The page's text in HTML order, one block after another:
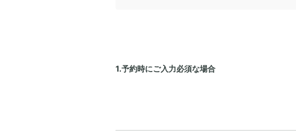
1.予約時にご入力必須な場合